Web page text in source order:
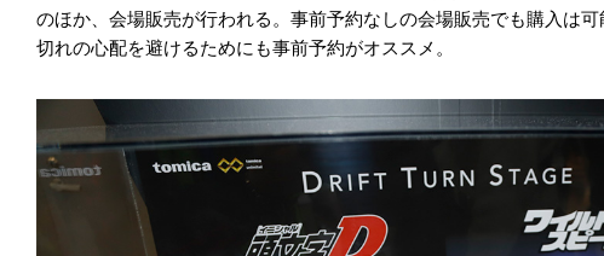
のほか、会場販売が行われる。事前予約なしの会場販売でも購入は
切れの心配を避けるためにも事前予約がオススメ。